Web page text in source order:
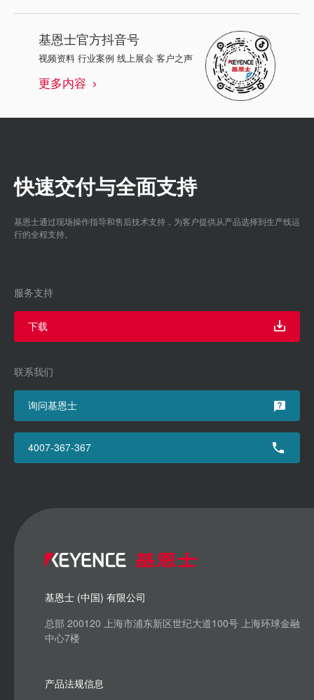
基恩士官方抖音号
视频资料 行业案例 线上展会 客户之声
更多内容
快速交付与全面支持
基恩士通过现场操作指导和售后技术支持，为客户提供从产品选择到生产线运
行的全程支持。
服务支持
下载
联系我们
询问基恩士
4007-367-367
基恩士 (中国) 有限公司
总部 200120 上海市浦东新区世纪大道100号 上海环球金融
中心7楼
产品法规信息